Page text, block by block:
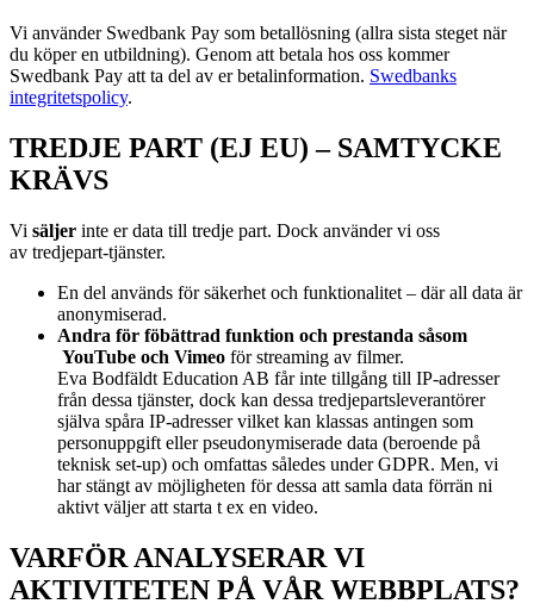
Vi använder Swedbank Pay som betallösning (allra sista steget när
du köper en utbildning). Genom att betala hos oss kommer
Swedbank Pay att ta del av er betalinformation. Swedbanks
integritetspolicy.
TREDJE PART (EJ EU) – SAMTYCKE
KRÄVS
Vi säljer inte er data till tredje part. Dock använder vi oss
av tredjepart-tjänster.
En del används för säkerhet och funktionalitet – där all data är
anonymiserad.
Andra för föbättrad funktion och prestanda såsom
YouTube och Vimeo för streaming av filmer.
Eva Bodfäldt Education AB får inte tillgång till IP-adresser
från dessa tjänster, dock kan dessa tredjepartsleverantörer
själva spåra IP-adresser vilket kan klassas antingen som
personuppgift eller pseudonymiserade data (beroende på
teknisk set-up) och omfattas således under GDPR. Men, vi
har stängt av möjligheten för dessa att samla data förrän ni
aktivt väljer att starta t ex en video.
VARFÖR ANALYSERAR VI
AKTIVITETEN PÅ VÅR WEBBPLATS?